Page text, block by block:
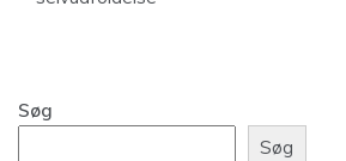
Søg
Søg